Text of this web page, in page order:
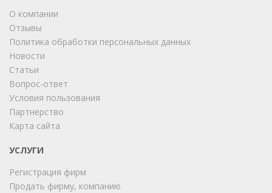
О компании
Отзывы
Политика обработки персональных данных
Новости
Статьи
Вопрос-ответ
Условия пользования
Партнерство
Карта сайта
УСЛУГИ
Регистрация фирм
Продать фирму, компанию
Мы на связи!